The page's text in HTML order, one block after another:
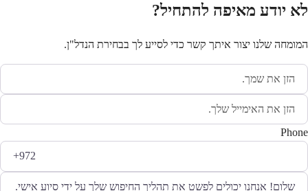
לא יודע מאיפה להתחיל?
המומחה שלנו יצור איתך קשר כדי לסייע לך בבחירת הנדל"ן.
Phone